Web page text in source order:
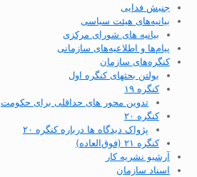
جنبش فدایی
بیانیه‌های هیئت سیاسی
بیانیه های شورای مرکزی
پیام‌ها و اطلاعیه‌های سازمانی
کنگره‌های سازمان
بولتن بحثهای کنگره اول
کنگره ۱۹
تدوین محور های حداقلی برای حکومت
کنگره ۲۰
پژواک دیدگاه ها درباره کنگره ۲۰
کنگره ۲۱ (فوق‌العاده)
آرشیو نشریه کار
اسناد سازمان